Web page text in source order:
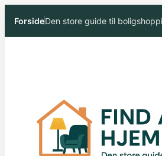
indhold
ForsideDen store guide til